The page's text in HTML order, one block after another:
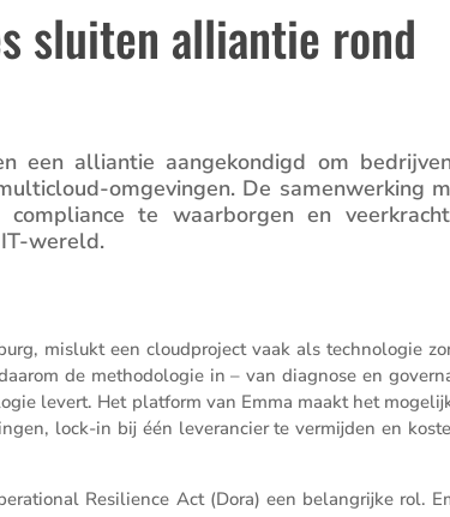
sluiten alliantie rond
een alliantie aange­kon­digd om
omgevingen. De samen­wer­king
te waarborgen en
wereld.
mislukt een cloud­pro­ject vaak als techno­logie
de metho­do­logie in – van diagnose en
levert. Het platform van Emma maakt het
lock-in bij één leveran­cier te vermijden en
Resilience Act (Dora) een belang­rijke rol.